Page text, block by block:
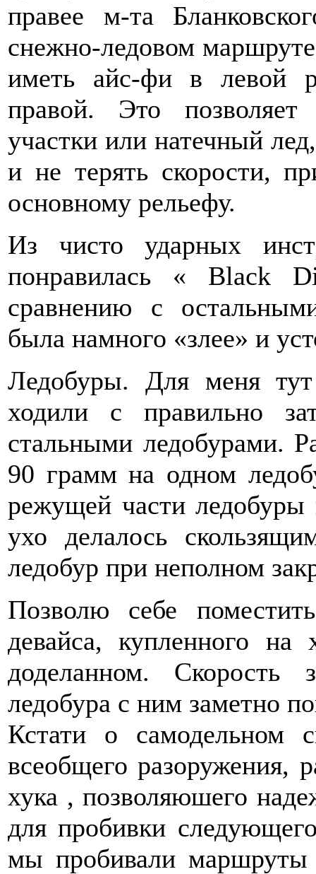
правее м-та
снежно-ледовом
иметь айс-фи в левой
правой. Это позволяет
участки или натечный
и не терять скорости,
основному рельефу.
Из чисто ударных
понравилась « Black
сравнению с
была намного «злее» и
Ледобуры. Для меня
ходили с правильно
стальными ледобурами.
90 грамм на одном
режущей части ледобуры
ухо делалось
ледобур при неполном
Позволю себе
девайса, купленного на
доделанном. Скорость
ледобура с ним заметно
Кстати о самодельном
всеобщего разоружения,
хука , позволяюшего
для пробивки
мы пробивали маршруты